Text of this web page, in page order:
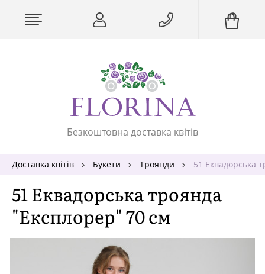
Безкоштовна доставка квітів
Доставка квітів Букети Троянди 51 Еквадорська
51 Еквадорська троянда
"Експлорер" 70 см